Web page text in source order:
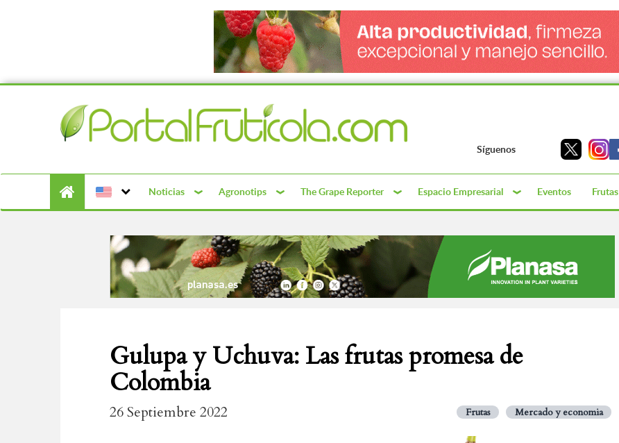
Síguenos
Noticias Agronotips The Grape Reporter Espacio Empresarial Eventos Frutas
Gulupa y Uchuva: Las frutas promesa de
Colombia
26 Septiembre 2022 Frutas Mercado y economia